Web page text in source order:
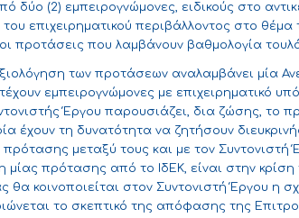
δύο (2) εμπειρογνώμονες, ειδικούς στο
επιχειρηματικού περιβάλλοντος στο θέμα
που λαμβάνουν βαθμολογία
των προτάσεων αναλαμβάνει μία
εμπειρογνώμονες με επιχειρηματικό
Έργου παρουσιάζει, δια ζώσης, το
έχουν τη δυνατότητα να ζητήσουν
μεταξύ τους και με τον Συντονιστή
πρότασης από το ΙδΕΚ, είναι στην
θα κοινοποιείται στον Συντονιστή Έργου η
το σκεπτικό της απόφασης της